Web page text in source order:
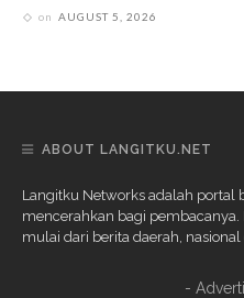
on AUGUST 5, 2026
ABOUT LANGITKU.NET
Langitku Networks adalah portal
mencerahkan bagi pembacanya.
mulai dari berita daerah, nasional
-